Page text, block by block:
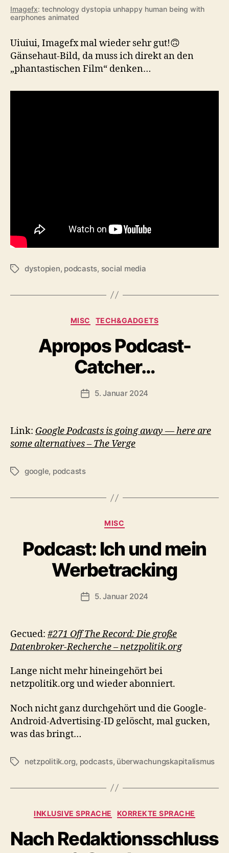
Imagefx: technology dystopia unhappy human being with
earphones animated
Uiuiui, Imagefx mal wieder sehr gut!🙃
Gänsehaut-Bild, da muss ich direkt an den
„phantastischen Film“ denken…
Schlagwörter
dystopien, podcasts, social media
Kategorien
MISC TECH&GADGETS
Apropos Podcast-
Catcher…
Veröffentlichungsdatum
5. Januar 2024
Link: Google Podcasts is going away — here are
some alternatives – The Verge
Schlagwörter
google, podcasts
Kategorien
MISC
Podcast: Ich und mein
Werbetracking
Veröffentlichungsdatum
5. Januar 2024
Gecued: #271 Off The Record: Die große
Datenbroker-Recherche – netzpolitik.org
Lange nicht mehr hineingehört bei
netzpolitik.org und wieder abonniert.
Noch nicht ganz durchgehört und die Google-
Android-Advertising-ID gelöscht, mal gucken,
was das bringt…
Schlagwörter
netzpolitik.org, podcasts, überwachungskapitalismus
Kategorien
INKLUSIVE SPRACHE KORREKTE SPRACHE
Nach Redaktionsschluss